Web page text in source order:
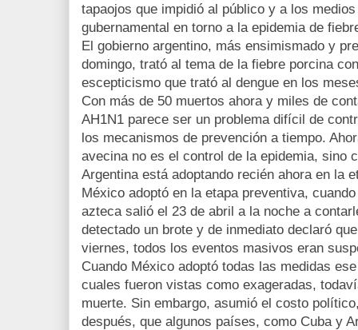
tapaojos que impidió al público y a los
gubernamental en torno a la epidemia de
El gobierno argentino, más ensimismado y
domingo, trató al tema de la fiebre porcina
escepticismo que trató al dengue en los
Con más de 50 muertos ahora y miles de
AH1N1 parece ser un problema difícil de
los mecanismos de prevención a tiempo.
avecina no es el control de la epidemia, sino
Argentina está adoptando recién ahora en la
México adoptó en la etapa preventiva,
azteca salió el 23 de abril a la noche a
detectado un brote y de inmediato declaró
viernes, todos los eventos masivos eran
Cuando México adoptó todas las medidas
cuales fueron vistas como exageradas,
muerte. Sin embargo, asumió el costo
después, que algunos países, como Cuba y